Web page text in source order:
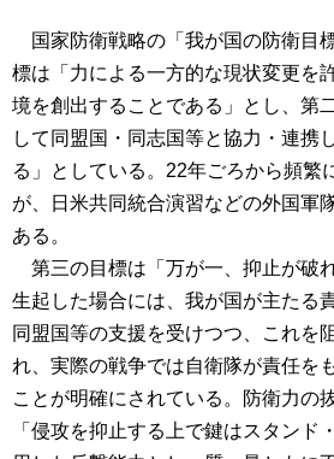
国家防衛戦略の「我が国の防衛目
標は「力による一方的な現状変更を
境を創出することである」とし、第
して同盟国・同志国等と協力・連携
る」としている。22年ごろから頻繁
が、日米共同統合演習などの外国軍
ある。
第三の目標は「万が一、抑止が破
生起した場合には、我が国が主たる
同盟国等の支援を受けつつ、これを
れ、実際の戦争では自衛隊が責任を
ことが明確にされている。防衛力の
「侵攻を抑止する上で鍵はスタンド